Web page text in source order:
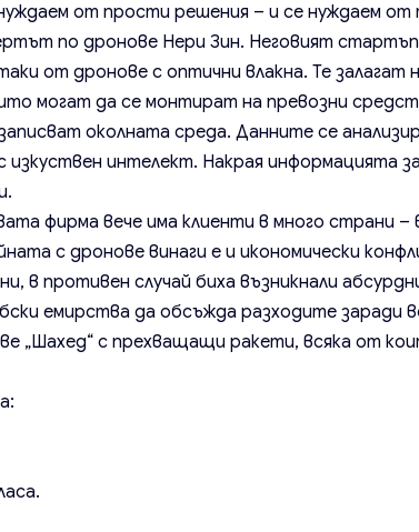
от прости решения – и се нуждаем от
по дронове Нери Зин. Неговият
от дронове с оптични влакна. Те
могат да се монтират на превозни
околната среда. Данните се
изкуствен интелект. Накрая информацията
фирма вече има клиенти в много страни
с дронове винаги е и икономически
в противен случай биха възникнали
емирства да обсъжда разходите заради
„Шахед“ с прехващащи ракети, всяка от